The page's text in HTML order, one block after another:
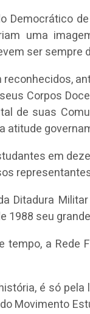
uma
ser sempre
Corpos
de suas
atitude
em
Ditadura
1988 seu
a Rede
é só
Movimento